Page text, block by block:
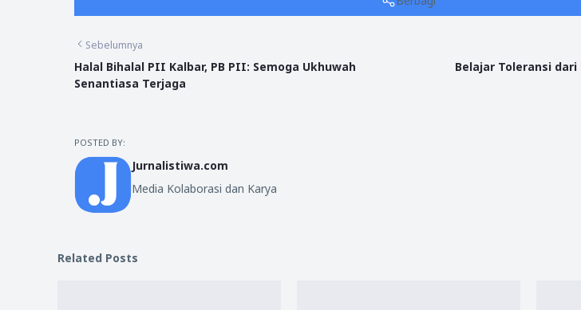
Sebelumnya
Halal Bihalal PII Kalbar, PB PII: Semoga Ukhuwah
Senantiasa Terjaga
Belajar Toleransi dari
POSTED BY:
Jurnalistiwa.com
Media Kolaborasi dan Karya
Related Posts